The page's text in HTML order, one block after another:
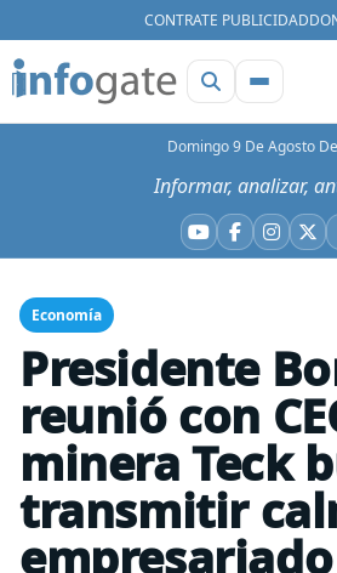
CONTRATE PUBLICIDAD
Domingo 9 De Agosto
Informar, analizar,
YouTube
Facebook
X
Economía
Presidente
reunió con
minera Teck
transmitir